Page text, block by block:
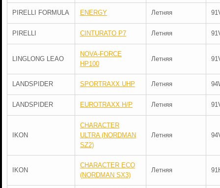
PIRELLI FORMULA ENERGY Летняя
PIRELLI CINTURATO P7 Летняя
LINGLONG LEAO
NOVA-FORCE
HP100
Летняя
LANDSPIDER SPORTRAXX UHP Летняя
LANDSPIDER EUROTRAXX H/P Летняя
IKON
CHARACTER
ULTRA (NORDMAN
SZ2)
Летняя
IKON
CHARACTER ECO
(NORDMAN SX3)
Летняя